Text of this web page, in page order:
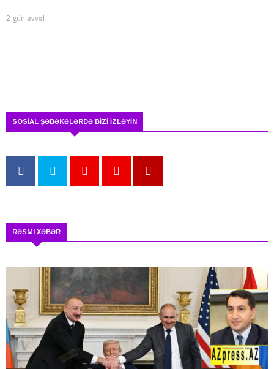
2 gün əvvəl
SOSİAL ŞƏBƏKƏLƏRDƏ BİZİ İZLƏYİN
RƏSMI XƏBƏR